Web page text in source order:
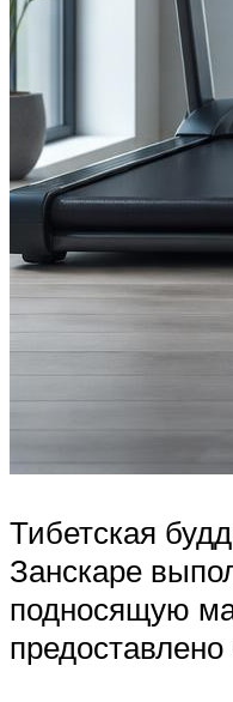
Тибетская
Занскаре
подносящую